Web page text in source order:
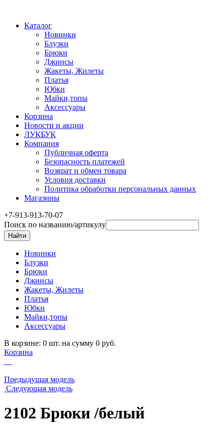
Каталог
Новинки
Блузки
Брюки
Джинсы
Жакеты, Жилеты
Платья
Юбки
Майки,топы
Аксессуары
Корзина
Новости и акции
ЛУКБУК
Компания
Публичная оферта
Безопасность платежей
Возврат и обмен товара
Условия доставки
Политика обработки персональных данных
Магазины
+7-913-913-70-07
Поиск по названию/артикулу
Новинки
Блузки
Брюки
Джинсы
Жакеты, Жилеты
Платья
Юбки
Майки,топы
Аксессуары
В корзине: 0 шт. на сумму 0 руб.
Корзина
Предыдущая модель
Следующая модель
2102 Брюки /белый